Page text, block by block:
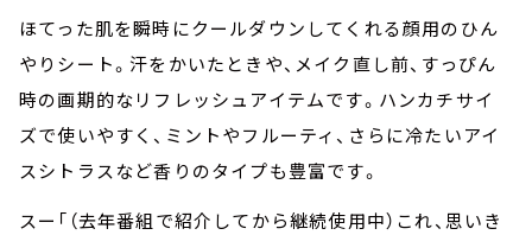
ほてった肌を瞬時にクールダウンしてくれる顔用のひん
やりシート。汗をかいたときや、メイク直し前、すっぴん
時の画期的なリフレッシュアイテムです。ハンカチサイ
ズで使いやすく、ミントやフルーティ、さらに冷たいアイ
スシトラスなど香りのタイプも豊富です。
スー「（去年番組で紹介してから継続使用中）これ、思いき